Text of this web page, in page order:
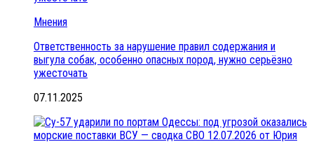
Мнения
Ответственность за нарушение правил содержания и
выгула собак, особенно опасных пород, нужно серьёзно
ужесточать
07.11.2025